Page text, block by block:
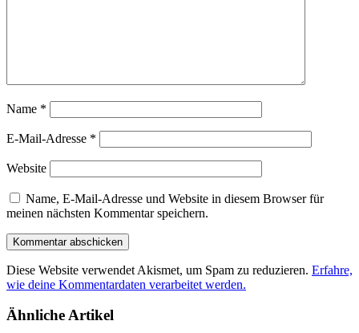
Name *
E-Mail-Adresse *
Website
Name, E-Mail-Adresse und Website in diesem Browser für
meinen nächsten Kommentar speichern.
Diese Website verwendet Akismet, um Spam zu reduzieren. Erfahre,
wie deine Kommentardaten verarbeitet werden.
Ähnliche Artikel